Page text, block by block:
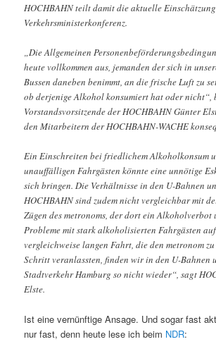
HOCHBAHN teilt damit die aktuelle
Verkehrsministerkonferenz.
„Die Allgemeinen
heute vollkommen aus, jemanden der sich in
Bussen daneben benimmt, an die frische Luft zu
ob derjenige Alkohol konsumiert hat oder nicht“,
Vorstandsvorsitzende der HOCHBAHN Günter
den Mitarbeitern der HOCHBAHN-WACHE
Ein Einschreiten bei friedlichem Alkoholkonsum
unauffälligen Fahrgästen könnte eine unnötige
sich bringen. Die Verhältnisse in den U-Bahnen
HOCHBAHN sind zudem nicht vergleichbar mit
Zügen des metronoms, der dort ein Alkoholverbot
Probleme mit stark alkoholisierten Fahrgästen
vergleichweise langen Fahrt, die den metronom
Schritt veranlassten, finden wir in den U-Bahnen
Stadtverkehr Hamburg so nicht wieder“, sagt
Elste.
Ist eine vernünftige Ansage. Und sogar fast
nur fast, denn heute lese ich beim NDR: